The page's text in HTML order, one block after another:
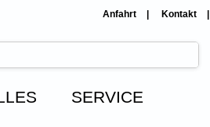
Anfahrt Kontakt
SERVICE